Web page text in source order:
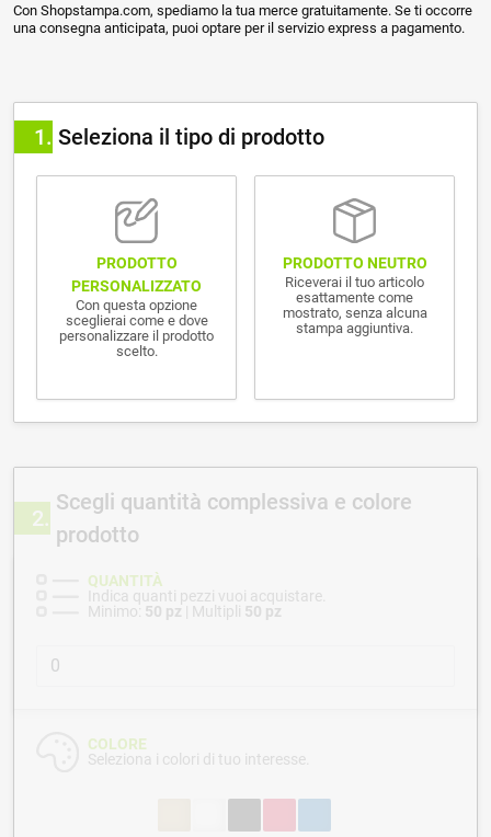
Con Shopstampa.com, spediamo la tua merce gratuitamente. Se ti occorre
una consegna anticipata, puoi optare per il servizio express a pagamento.
1 Seleziona il tipo di prodotto
PRODOTTO
PERSONALIZZATO
Con questa opzione
sceglierai come e dove
personalizzare il prodotto
scelto.
PRODOTTO NEUTRO
Riceverai il tuo articolo
esattamente come
mostrato, senza alcuna
stampa aggiuntiva.
2
Scegli quantità complessiva e colore
prodotto
QUANTITÀ
Indica quanti pezzi vuoi acquistare.
Minimo: 50 pz | Multipli 50 pz
COLORE
Seleziona i colori di tuo interesse.